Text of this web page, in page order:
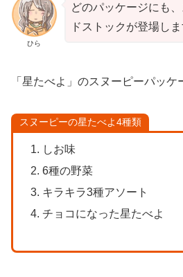
ひら
どのパッケージにも
ドストックが登場しま
「星たべよ」のスヌーピーパッケ
スヌーピーの星たべよ4種類
しお味
6種の野菜
キラキラ3種アソート
チョコになった星たべよ